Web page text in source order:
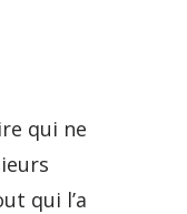
qui ne
qui l’a